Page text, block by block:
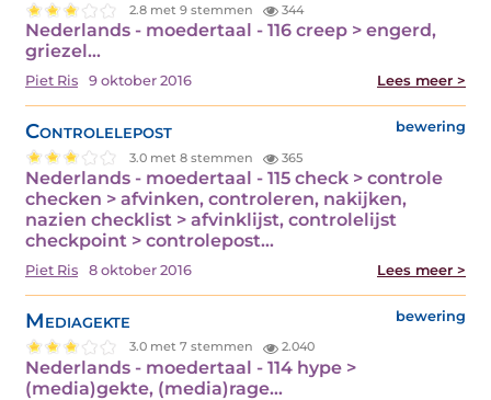
2.8 met 9 stemmen 344
Nederlands - moedertaal - 116 creep > engerd,
griezel…
Piet Ris 9 oktober 2016 Lees meer >
Controlelepost bewering
3.0 met 8 stemmen 365
Nederlands - moedertaal - 115 check > controle
checken > afvinken, controleren, nakijken,
nazien checklist > afvinklijst, controlelijst
checkpoint > controlepost…
Piet Ris 8 oktober 2016 Lees meer >
Mediagekte bewering
3.0 met 7 stemmen 2.040
Nederlands - moedertaal - 114 hype >
(media)gekte, (media)rage…